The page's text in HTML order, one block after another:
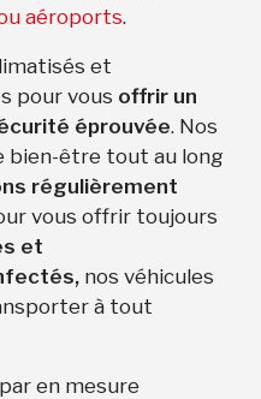
aéroports.
et
pour vous offrir un
éprouvée. Nos
bien-être tout au long
régulièrement
vous offrir toujours
et
nos véhicules
à tout
en mesure